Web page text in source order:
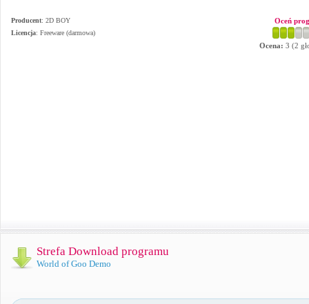
Producent: 2D BOY
Licencja: Freeware (darmowa)
Oceń
Ocena: 3 (2
Strefa Download programu
World of Goo Demo